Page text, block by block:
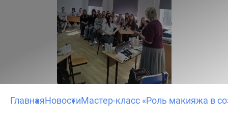
ГлавнаяНовостиМастер-класс «Роль макияжа в